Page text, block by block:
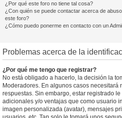
¿Por qué este foro no tiene tal cosa?
¿Con quién se puede contactar acerca de
este foro?
¿Cómo puedo ponerme en contacto con un
Problemas acerca de la
¿Por qué me tengo que registrar?
No está obligado a hacerlo, la decisión la
Moderadores. En algunos casos necesitará
respuestas. Sin embargo, estar registrado
adicionales y/o ventajas que como usuario
imagen personalizada (avatar), mensajes